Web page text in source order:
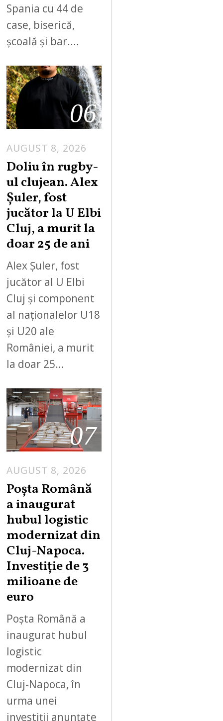
Spania cu 44 de
case, biserică,
școală și bar.…
06
AUGUST 8, 2026
Doliu în rugby-
ul clujean. Alex
Șuler, fost
jucător la U Elbi
Cluj, a murit la
doar 25 de ani
Alex Șuler, fost
jucător al U Elbi
Cluj și component
al naționalelor U18
și U20 ale
României, a murit
la doar 25…
07
AUGUST 8, 2026
Poșta Română
a inaugurat
hubul logistic
modernizat din
Cluj-Napoca.
Investiție de 3
milioane de
euro
Poșta Română a
inaugurat hubul
logistic
modernizat din
Cluj-Napoca, în
urma unei
investiții anunțate